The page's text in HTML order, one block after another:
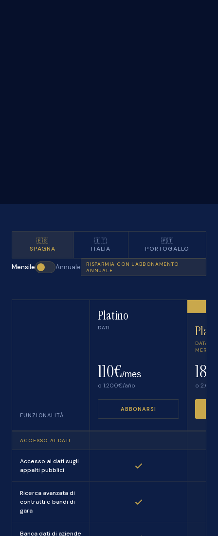
🇪🇸
SPAGNA
🇮🇹
ITALIA
🇵🇹
PORTOGALLO
Mensile Annuale
RISPARMIA CON L'ABBONAMENTO
ANNUALE
FUNZIONALITÀ
Platino
DATI
110€/mes
o 1.200€/año
ABBONARSI
DATA
o
ACCESSO AI DATI
Accesso ai dati sugli
appalti pubblici
Ricerca avanzata di
contratti e bandi di
gara
Banca dati di aziende